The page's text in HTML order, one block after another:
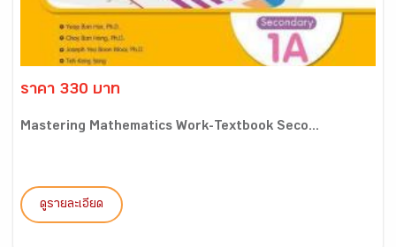
ราคา 330 บาท
Mastering Mathematics Work-Textbook Seco...
ดูรายละเอียด